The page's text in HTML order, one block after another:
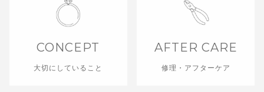
CONCEPT
大切にしていること
AFTER CARE
修理・アフターケア